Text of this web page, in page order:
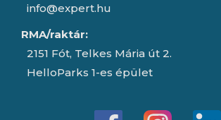
info@expert.hu
RMA/raktár:
2151 Fót, Telkes Mária út 2.
HelloParks 1-es épület